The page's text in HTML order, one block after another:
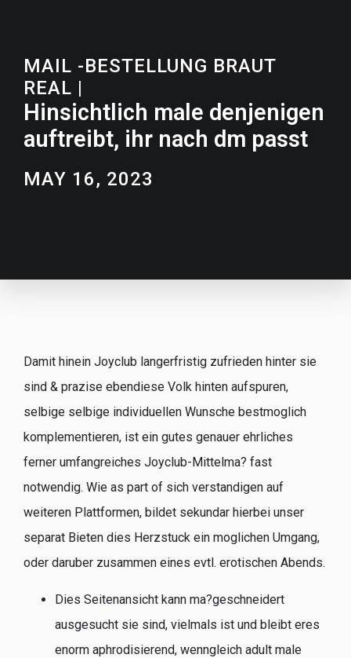
MAIL -BESTELLUNG BRAUT
REAL |
Hinsichtlich male denjenigen
auftreibt, ihr nach dm passt
MAY 16, 2023
Damit hinein Joyclub langerfristig zufrieden hinter sie
sind & prazise ebendiese Volk hinten aufspuren,
selbige selbige individuellen Wunsche bestmoglich
komplementieren, ist ein gutes genauer ehrliches
ferner umfangreiches Joyclub-Mittelma? fast
notwendig. Wie as part of sich verstandigen auf
weiteren Plattformen, bildet sekundar hierbei unser
separat Bieten dies Herzstuck ein moglichen Umgang,
oder daruber zusammen eines evtl. erotischen Abends.
Dies Seitenansicht kann ma?geschneidert
ausgesucht sie sind, vielmals ist und bleibt eres
enorm aphrodisierend, wenngleich adult male